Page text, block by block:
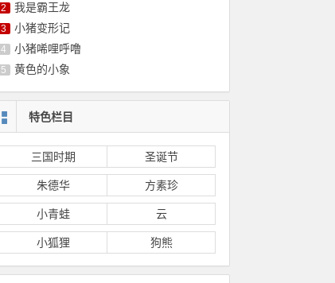
2 我是霸王龙
3 小猪变形记
4 小猪唏哩呼噜
5 黄色的小象
特色栏目
三国时期 圣诞节
朱德华 方素珍
小青蛙 云
小狐狸 狗熊